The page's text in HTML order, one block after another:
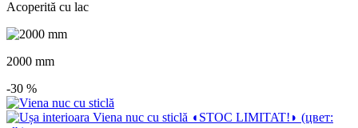
Acoperită cu lac
2000 mm
-30 %